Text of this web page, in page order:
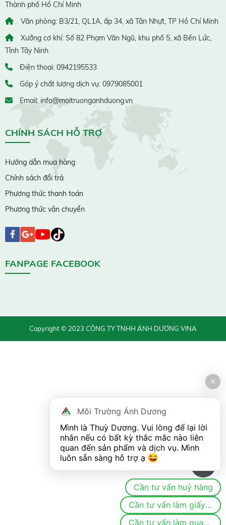
Thành phố Hồ Chí Minh
Văn phòng: B3/21, QL1A, ấp 34, xã Tân Nhựt, TP Hồ Chí Minh
Xưởng cơ khí: Số 82 Phạm Văn Ngũ, khu phố 5, xã Bến Lức,
Tỉnh Tây Ninh
Điện thoại: 0942195533
Góp ý chất lượng dịch vụ: 0979085001
Email: info@moitruonganhduong.vn
CHÍNH SÁCH HỖ TRỢ
Hướng dẫn mua hàng
Chính sách đổi trả
Phương thức thanh toán
Phương thức vận chuyển
FANPAGE FACEBOOK
Copyright © 2023 CÔNG TY TNHH ÁNH DƯƠNG VINA
Môi Trường Ánh Dương
Mình là Thuỳ Dương. Vui lòng để lại lời
nhắn nếu có bất kỳ thắc mắc nào liên
quan đến sản phẩm và dịch vụ. Mình
luôn sẵn sàng hỗ trợ ạ
Cần tư vấn huỷ hàng
Cần tư vấn làm giấy phép/đăng ký môi trường
Cần tư vấn làm quan trắc